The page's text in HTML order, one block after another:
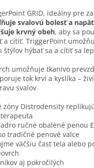
GRID, ideálny pre
svalovú bolesť a
krvný obeh, aby sa
a cítiť. TriggerPoint
štýlov hýbať sa a cítiť sa
umožňuje tkanivo
tok krvi a kyslíka –
svalov
zóny Distrodensity
ručne obalené penou
tradičné penové valce
väčšiu časť tela alebo
aj pokročilých